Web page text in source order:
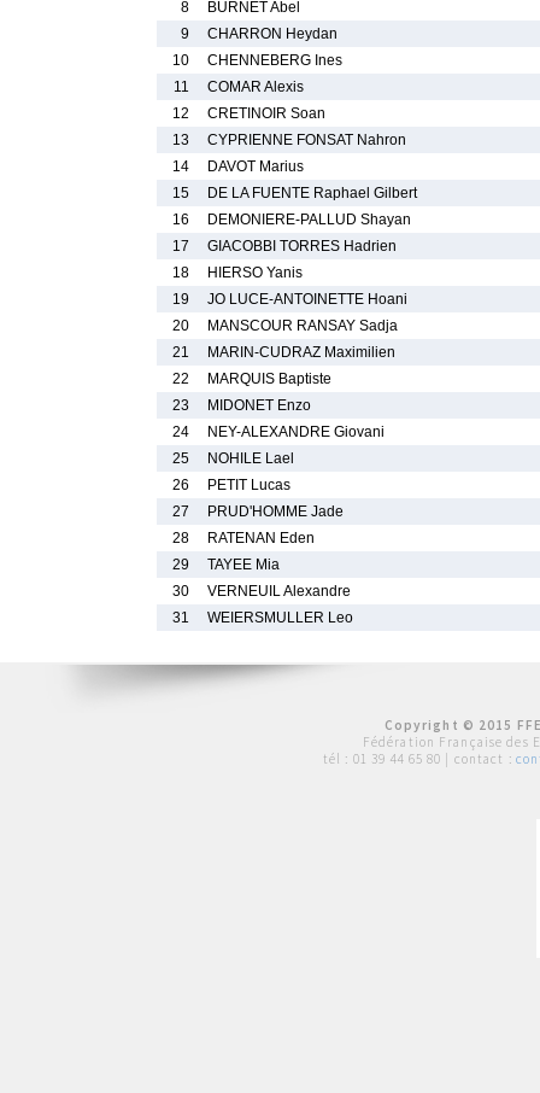
8
BURNET Abel
9
CHARRON Heydan
10
CHENNEBERG Ines
11
COMAR Alexis
12
CRETINOIR Soan
13
CYPRIENNE FONSAT Nahron
14
DAVOT Marius
15
DE LA FUENTE Raphael Gilbert
16
DEMONIERE-PALLUD Shayan
17
GIACOBBI TORRES Hadrien
18
HIERSO Yanis
19
JO LUCE-ANTOINETTE Hoani
20
MANSCOUR RANSAY Sadja
21
MARIN-CUDRAZ Maximilien
22
MARQUIS Baptiste
23
MIDONET Enzo
24
NEY-ALEXANDRE Giovani
25
NOHILE Lael
26
PETIT Lucas
27
PRUD'HOMME Jade
28
RATENAN Eden
29
TAYEE Mia
30
VERNEUIL Alexandre
31
WEIERSMULLER Leo
Copyright © 2015
Fédération Française des
tél : 01 39 44 65 80 | contact :